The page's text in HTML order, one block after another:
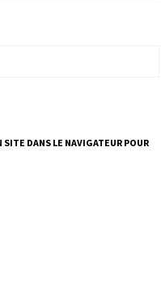
DANS LE NAVIGATEUR POUR